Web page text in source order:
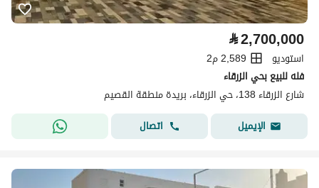
⃁2,700,000
استوديو
2,589 م2
فله للبيع بحي الزرقاء
شارع الزرقاء 138، حي الزرقاء، بريدة منطقة القصيم
الإيميل
اتصال